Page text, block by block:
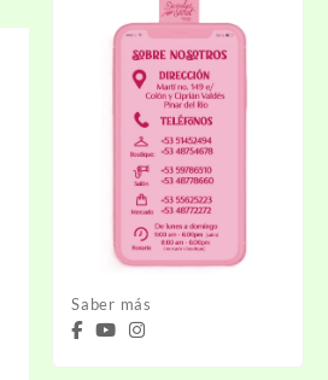
Saber más